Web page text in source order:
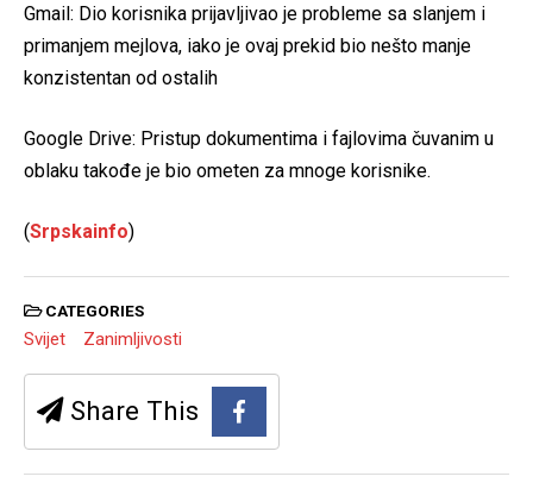
Gmail: Dio korisnika prijavljivao je probleme sa slanjem i
primanjem mejlova, iako je ovaj prekid bio nešto manje
konzistentan od ostalih
Google Drive: Pristup dokumentima i fajlovima čuvanim u
oblaku takođe je bio ometen za mnoge korisnike.
(Srpskainfo)
CATEGORIES
Svijet Zanimljivosti
Share This